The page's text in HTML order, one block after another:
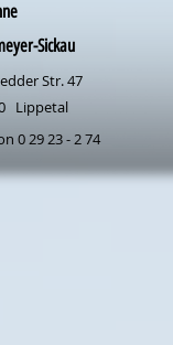
Sickau
Str. 47
Lippetal
0 29 23 - 2 74